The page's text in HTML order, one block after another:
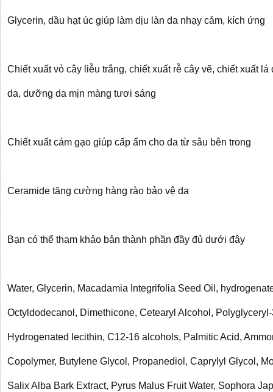
Glycerin, dầu hạt úc giúp làm dịu làn da nhạy cảm, kích ứng
Chiết xuất vỏ cây liễu trắng, chiết xuất rễ cây vẽ, chiết xuất
da, dưỡng da mịn màng tươi sáng
Chiết xuất cám gạo giúp cấp ẩm cho da từ sâu bên trong
Ceramide tăng cường hàng rào bảo vệ da
Bạn có thể tham khảo bản thành phần đầy đủ dưới đây
Water, Glycerin, Macadamia Integrifolia Seed Oil,
Octyldodecanol, Dimethicone, Cetearyl Alcohol,
Hydrogenated lecithin, C12-16 alcohols, Palmitic Acid,
Copolymer, Butylene Glycol, Propanediol, Caprylyl Glycol,
Salix Alba Bark Extract, Pyrus Malus Fruit Water, Sophora